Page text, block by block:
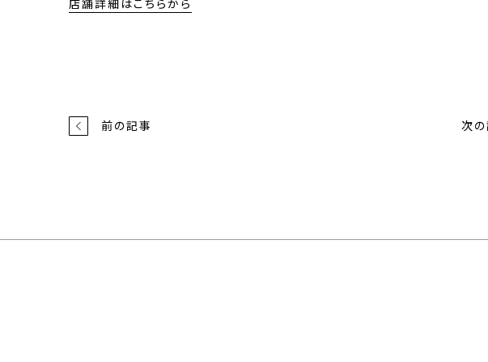
店舗詳細はこちらから
前の記事 次